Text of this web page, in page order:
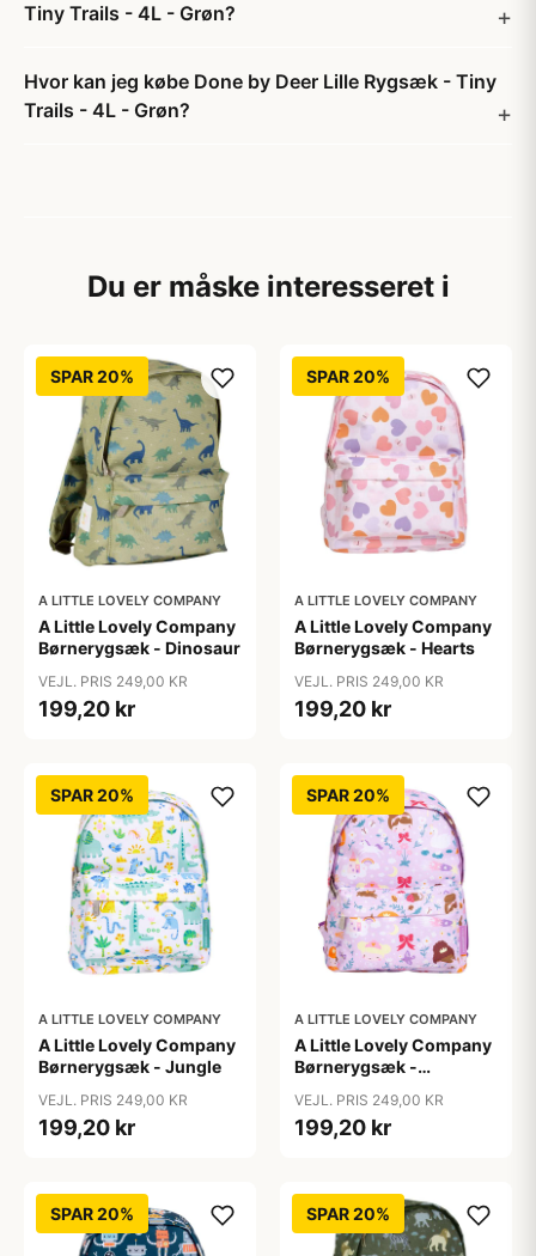
Tiny Trails - 4L - Grøn?
Hvor kan jeg købe Done by Deer Lille Rygsæk - Tiny
Trails - 4L - Grøn?
Du er måske interesseret i
SPAR 20%
A LITTLE LOVELY COMPANY
A Little Lovely Company
Børnerygsæk - Dinosaur
VEJL. PRIS 249,00 KR
199,20 kr
SPAR 20%
A LITTLE LOVELY COMPANY
A Little Lovely Company
Børnerygsæk - Hearts
VEJL. PRIS 249,00 KR
199,20 kr
SPAR 20%
A LITTLE LOVELY COMPANY
A Little Lovely Company
Børnerygsæk - Jungle
VEJL. PRIS 249,00 KR
199,20 kr
SPAR 20%
A LITTLE LOVELY COMPANY
A Little Lovely Company
Børnerygsæk -
VEJL. PRIS 249,00 KR
199,20 kr
SPAR 20% SPAR 20%